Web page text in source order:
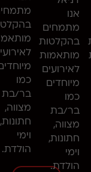
אנו
מתמחים
בהקלטות
מותאמות
לאירועים
מיוחדים
כמו
בר/בת
מצווה,
חתונות,
וימי
הולדת.
מתמחים
בהקלטות
מותאמות
לאירועים
מיוחדים
כמו
בר/בת
מצווה,
חתונות,
וימי
הולדת.